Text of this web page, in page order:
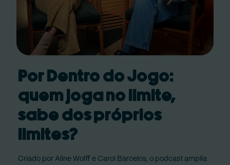
Por Dentro do Jogo:
quem joga no limite,
sabe dos próprios
limites?
Criado por Aline Wolff e Carol Barcelos, o podcast amplia